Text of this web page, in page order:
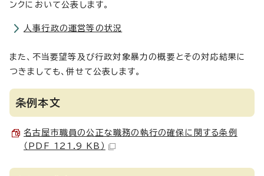
ンクにおいて公表します。
人事行政の運営等の状況
また、不当要望等及び行政対象暴力の概要とその対応結果に
つきましても、併せて公表します。
条例本文
名古屋市職員の公正な職務の執行の確保に関する条例
（PDF 121.9 KB）